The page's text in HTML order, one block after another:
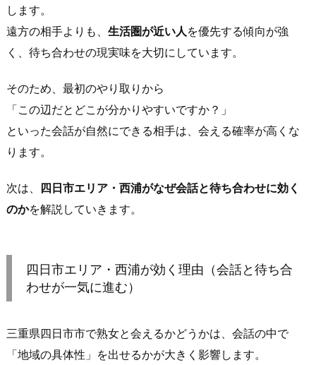
す
る
会
い
や
い
熟
「動
け
間
帯」
します。
遠方の相手よりも、 生活圏が近い人を優先する傾向が強
く、待ち合わせの現実味を大切にしています。
そのため、最初のやり取りから
「この辺だとどこが分かりやすいですか？」
といった会話が自然にできる相手は、会える確率が高くな
ります。
次は、 四日市エリア・西浦がなぜ会話と待ち合わせに効く
のかを解説していきます。
四日市エリア・西浦が効く理由（会話と待ち合
わせが一気に進む）
三重県四日市市で熟女と会えるかどうかは、会話の中で
「地域の具体性」を出せるかが大きく影響します。